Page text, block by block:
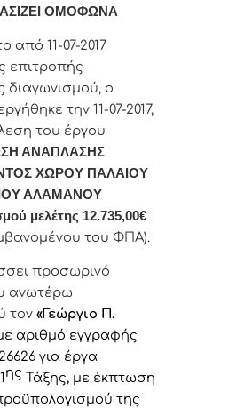
ΟΜΟΦΩΝΑ
από 11-07-2017
επιτροπής
διαγωνισμού, ο
την 11-07-2017,
του έργου
ΑΝΑΠΛΑΣΗΣ
ΧΩΡΟΥ ΠΑΛΑΙΟΥ
ΑΛΑΜΑΝΟΥ
μελέτης 12.735,00€
του ΦΠΑ).
προσωρινό
ανωτέρω
τον «Γεώργιο Π.
αριθμό εγγραφής
για έργα
ης Τάξης, με έκπτωση
της